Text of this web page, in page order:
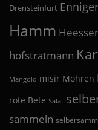
Drensteinfurt
Hamm
hofstratmann
Mangold misir Möhren
rote Bete Salat
sammeln